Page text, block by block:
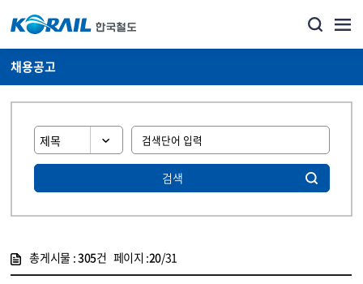
채용공고
검색
총게시물 :305건 페이지 :20/31